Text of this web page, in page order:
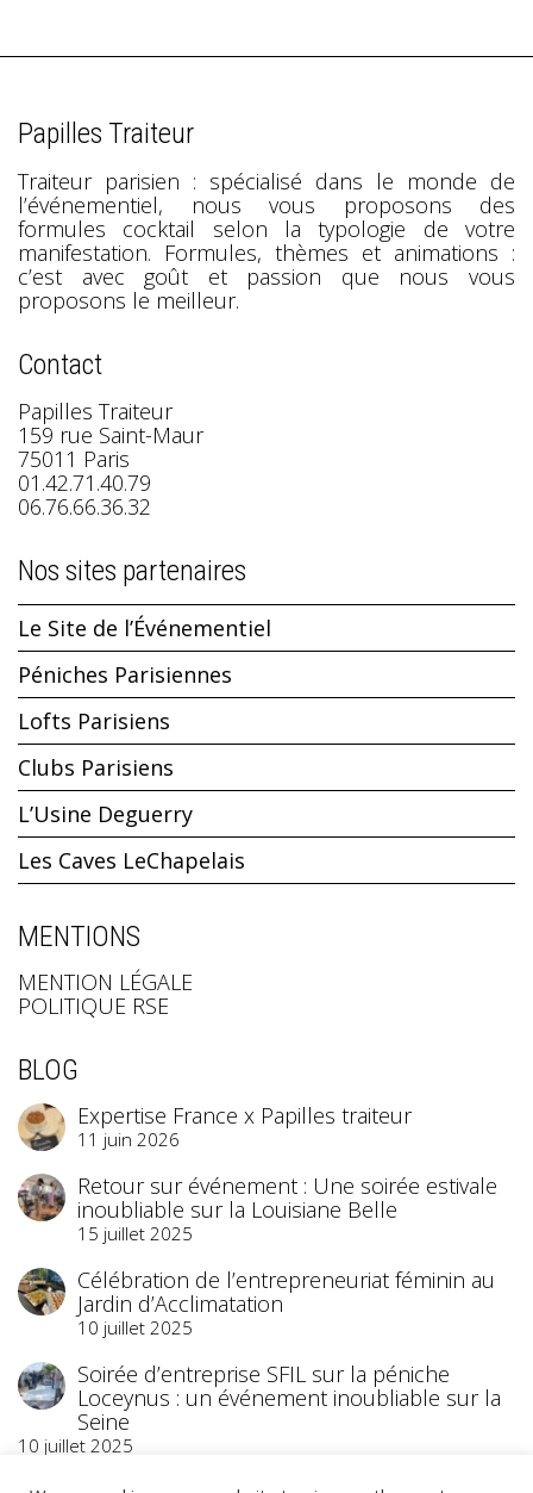
Papilles Traiteur
Traiteur parisien : spécialisé dans le monde de
l’événementiel, nous vous proposons des
formules cocktail selon la typologie de votre
manifestation. Formules, thèmes et animations :
c’est avec goût et passion que nous vous
proposons le meilleur.
Contact
Papilles Traiteur
159 rue Saint-Maur
75011 Paris
01.42.71.40.79
06.76.66.36.32
Nos sites partenaires
Le Site de l’Événementiel
Péniches Parisiennes
Lofts Parisiens
Clubs Parisiens
L’Usine Deguerry
Les Caves LeChapelais
MENTIONS
MENTION LÉGALE
POLITIQUE RSE
BLOG
Expertise France x Papilles traiteur
11 juin 2026
Retour sur événement : Une soirée estivale
inoubliable sur la Louisiane Belle
15 juillet 2025
Célébration de l’entrepreneuriat féminin au
Jardin d’Acclimatation
10 juillet 2025
Soirée d’entreprise SFIL sur la péniche
Loceynus : un événement inoubliable sur la
Seine
10 juillet 2025